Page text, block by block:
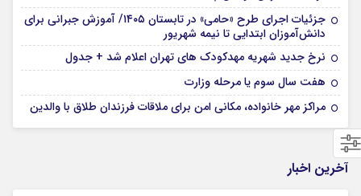
جزئیات اجرای طرح «حامی» در تابستان ۱۴۰۵/ آموزش جبرانی برای
دانش‌آموزان ابتدایی تا نیمه شهریور
نرخ جدید شهریه مهدکودک های تهران اعلام شد + جدول
هفت سال سوم یا مرحله وزارت
مراکز مهر خانواده، مکانی امن برای ملاقات فرزندان طلاق با والدین
آخرین اخبار